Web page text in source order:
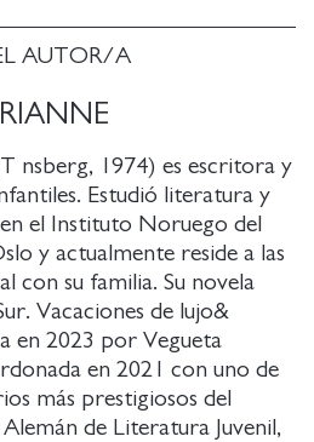
AUTOR/A
nsberg, 1974) es escritora y
Estudió literatura y
el Instituto Noruego del
y actualmente reside a las
con su familia. Su novela
Vacaciones de lujo&
en 2023 por Vegueta
en 2021 con uno de
más prestigiosos del
de Literatura Juvenil,